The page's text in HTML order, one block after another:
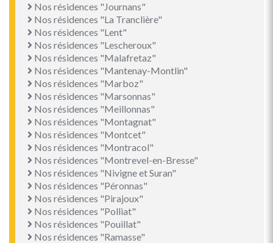
Nos résidences "Journans"
Nos résidences "La Tranclière"
Nos résidences "Lent"
Nos résidences "Lescheroux"
Nos résidences "Malafretaz"
Nos résidences "Mantenay-Montlin"
Nos résidences "Marboz"
Nos résidences "Marsonnas"
Nos résidences "Meillonnas"
Nos résidences "Montagnat"
Nos résidences "Montcet"
Nos résidences "Montracol"
Nos résidences "Montrevel-en-Bresse"
Nos résidences "Nivigne et Suran"
Nos résidences "Péronnas"
Nos résidences "Pirajoux"
Nos résidences "Polliat"
Nos résidences "Pouillat"
Nos résidences "Ramasse"